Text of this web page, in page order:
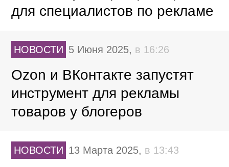
для специалистов по рекламе
НОВОСТИ 5 Июня 2025, в 16:26
Ozon и ВКонтакте запустят
инструмент для рекламы
товаров у блогеров
НОВОСТИ 13 Марта 2025, в 13:43